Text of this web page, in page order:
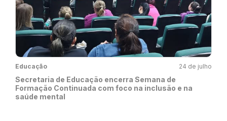
Educação 24 de julho
Secretaria de Educação encerra Semana de
Formação Continuada com foco na inclusão e na
saúde mental